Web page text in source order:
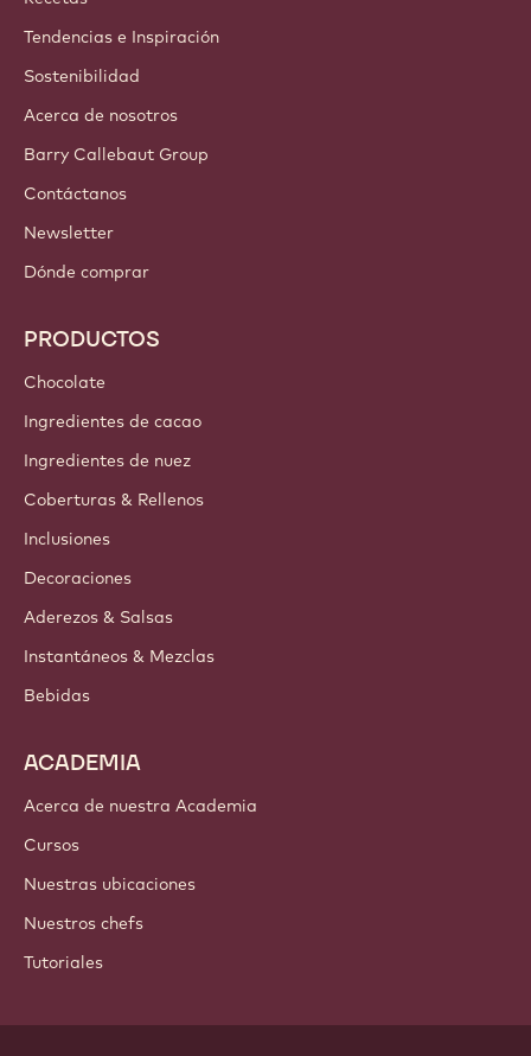
Tendencias e Inspiración
Sostenibilidad
Acerca de nosotros
Barry Callebaut Group
Contáctanos
Newsletter
Dónde comprar
PRODUCTOS
Chocolate
Ingredientes de cacao
Ingredientes de nuez
Coberturas & Rellenos
Inclusiones
Decoraciones
Aderezos & Salsas
Instantáneos & Mezclas
Bebidas
ACADEMIA
Acerca de nuestra Academia
Cursos
Nuestras ubicaciones
Nuestros chefs
Tutoriales